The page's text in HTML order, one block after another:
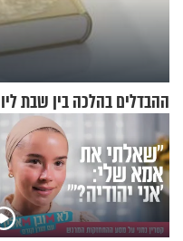
ההבדלים בהלכה בין שבת